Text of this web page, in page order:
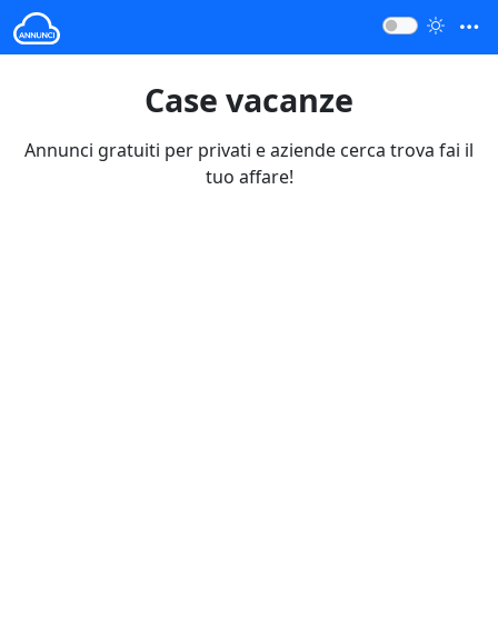
Case vacanze
Annunci gratuiti per privati e aziende cerca trova fai il
tuo affare!